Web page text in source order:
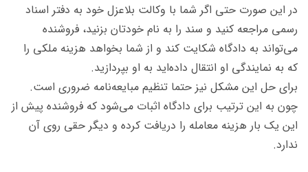
در این صورت حتی اگر شما با وکالت بلاعزل خود به دفتر اسناد
رسمی مراجعه کنید و سند را به نام خودتان بزنید، فروشنده
می‌تواند به دادگاه شکایت کند و از شما بخواهد هزینه ملکی را
که به نمایندگی او انتقال داده‌اید به او بپردازید.
برای حل این مشکل نیز حتما تنظیم مبایعه‌نامه ضروری است.
چون به این ترتیب برای دادگاه اثبات می‌شود که فروشنده پیش از
این یک بار هزینه معامله را دریافت کرده و دیگر حقی روی آن
ندارد.